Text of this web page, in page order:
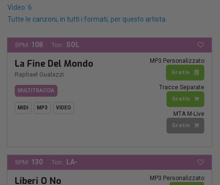
Video: 6
Tutte le canzoni, in tutti i formati, per questo artista.
BPM: 108 Ton.: SOL
La Fine Del Mondo
Raphael Gualazzi
MULTITRACCIA
MIDI MP3 VIDEO
MP3 Personalizzato
Gratis
Tracce Separate
Gratis
MTA M-Live
Gratis
BPM: 130 Ton.: LA-
Liberi O No MP3 Personalizzato